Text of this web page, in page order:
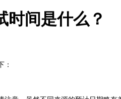
时间是什么？
：